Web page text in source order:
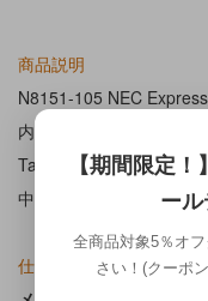
商品説明
N8151-105 NEC
内蔵RDX USB2.0/
Tandberg RMN-D-01-11
中古品、動作確認済み。
仕様
【期間限定
ー
全商品対象5％オ
さい！(クーポ